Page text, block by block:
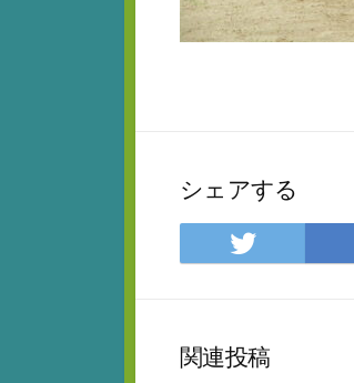
シェアする
で
ア
関連投稿